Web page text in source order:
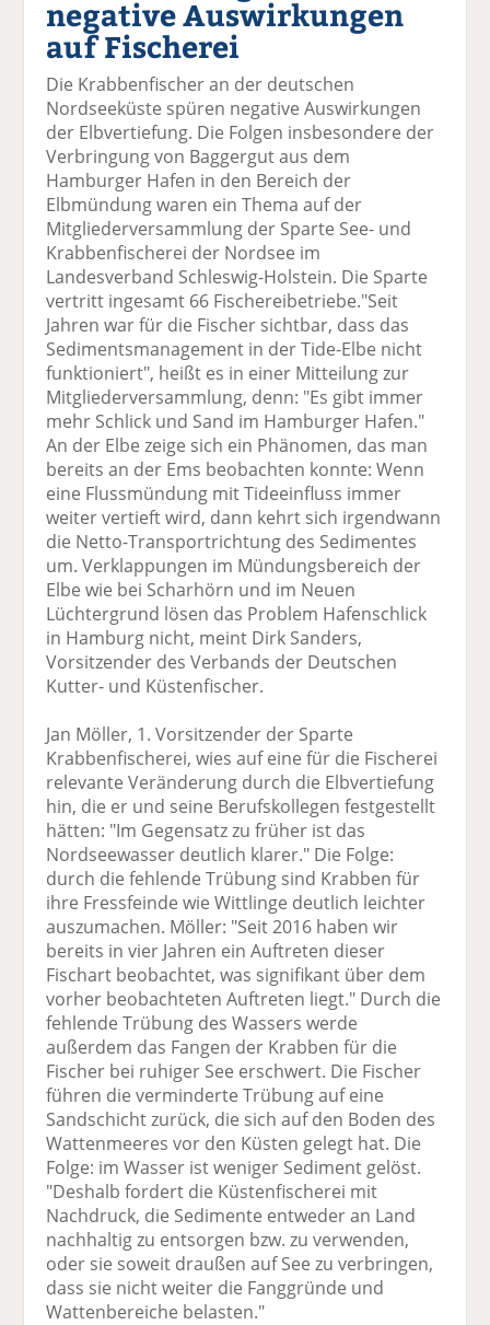
el
a
F
ac
e
b
o
o
k
il
e
n
el
t
er
n
el
a
n
k
te
e
n
el
p
m
ai
se
d
n
n
negative Auswirkungen
auf Fischerei
Die Krabbenfischer an der deutschen
Nordseeküste spüren negative Auswirkungen
der Elbvertiefung. Die Folgen insbesondere der
Verbringung von Baggergut aus dem
Hamburger Hafen in den Bereich der
Elbmündung waren ein Thema auf der
Mitgliederversammlung der Sparte See- und
Krabbenfischerei der Nordsee im
Landesverband Schleswig-Holstein. Die Sparte
vertritt ingesamt 66 Fischereibetriebe."Seit
Jahren war für die Fischer sichtbar, dass das
Sedimentsmanagement in der Tide-Elbe nicht
funktioniert", heißt es in einer Mitteilung zur
Mitgliederversammlung, denn: "Es gibt immer
mehr Schlick und Sand im Hamburger Hafen."
An der Elbe zeige sich ein Phänomen, das man
bereits an der Ems beobachten konnte: Wenn
eine Flussmündung mit Tideeinfluss immer
weiter vertieft wird, dann kehrt sich irgendwann
die Netto-Transportrichtung des Sedimentes
um. Verklappungen im Mündungsbereich der
Elbe wie bei Scharhörn und im Neuen
Lüchtergrund lösen das Problem Hafenschlick
in Hamburg nicht, meint Dirk Sanders,
Vorsitzender des Verbands der Deutschen
Kutter- und Küstenfischer.
Jan Möller, 1. Vorsitzender der Sparte
Krabbenfischerei, wies auf eine für die Fischerei
relevante Veränderung durch die Elbvertiefung
hin, die er und seine Berufskollegen festgestellt
hätten: "Im Gegensatz zu früher ist das
Nordseewasser deutlich klarer." Die Folge:
durch die fehlende Trübung sind Krabben für
ihre Fressfeinde wie Wittlinge deutlich leichter
auszumachen. Möller: "Seit 2016 haben wir
bereits in vier Jahren ein Auftreten dieser
Fischart beobachtet, was signifikant über dem
vorher beobachteten Auftreten liegt." Durch die
fehlende Trübung des Wassers werde
außerdem das Fangen der Krabben für die
Fischer bei ruhiger See erschwert. Die Fischer
führen die verminderte Trübung auf eine
Sandschicht zurück, die sich auf den Boden des
Wattenmeeres vor den Küsten gelegt hat. Die
Folge: im Wasser ist weniger Sediment gelöst.
"Deshalb fordert die Küstenfischerei mit
Nachdruck, die Sedimente entweder an Land
nachhaltig zu entsorgen bzw. zu verwenden,
oder sie soweit draußen auf See zu verbringen,
dass sie nicht weiter die Fanggründe und
Wattenbereiche belasten."